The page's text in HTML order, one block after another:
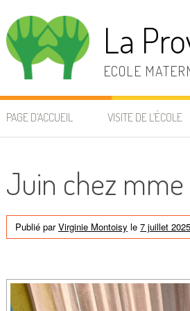
La
ECOLE
PAGE D’ACCUEIL VISITE DE L’ÉCOLE
Juin chez mme
Publié parVirginie Montoisy le 7 juillet 2025